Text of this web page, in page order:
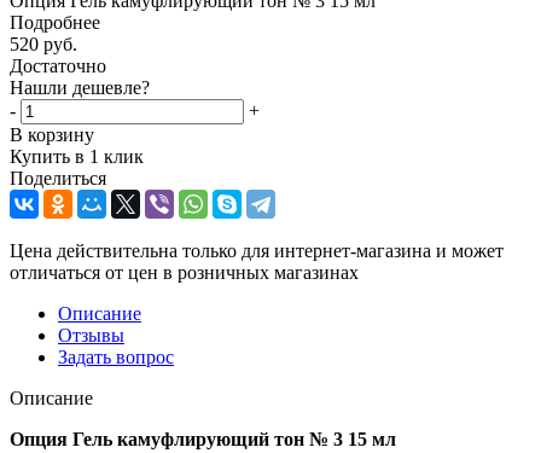
Подробнее
520 руб.
Достаточно
Нашли дешевле?
-
+
В корзину
Купить в 1 клик
Поделиться
Цена действительна только для интернет-магазина и может
отличаться от цен в розничных магазинах
Описание
Отзывы
Задать вопрос
Описание
Опция Гель камуфлирующий тон № 3 15 мл